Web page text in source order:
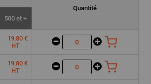
500 et +
Quantité
19,80 €
HT
19,80 €
HT